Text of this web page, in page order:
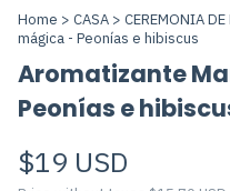
Home > CASA > CEREMONIA DE
mágica - Peonías e hibiscus
Aromatizante
Peonías e
$19 USD